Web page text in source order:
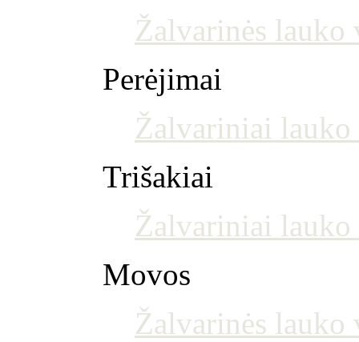
Žalvarinės lauko
Perėjimai
Žalvariniai
Trišakiai
Žalvariniai
Movos
Žalvarinės lauko